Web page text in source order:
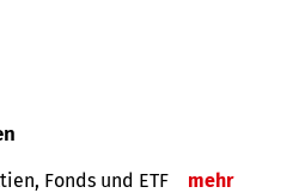
Fonds und ETF mehr